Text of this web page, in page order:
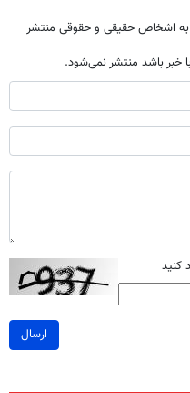
به اشخاص حقیقی و حقوقی منتشر
خبر باشد منتشر نمی‌شود.
کنید
ارسال